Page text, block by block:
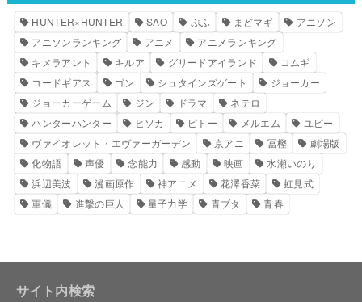
HUNTER×HUNTER SAO ぷふ まどマギ
アニソン
アニソンランキング
アニメ
アニメランキング
キメラアント
キルア グリードアイランド
コムギ
コードギアス
ゴン シュタインズゲート
ジョーカー
ジョーカーゲーム
ジン ドラマ
ネテロ
ハンターハンター
ヒソカ ピトー メルエム
ユピー
ヴァイオレット・エヴァーガーデン
京アニ 冨樫
劇場版
化物語
声優 念能力 感動 映画
水瀬いのり
浜辺美波
漫画原作 神アニメ 花澤香菜
虹見式
軍儀
進撃の巨人 量子力学 青ブタ 青春
サイト内検索